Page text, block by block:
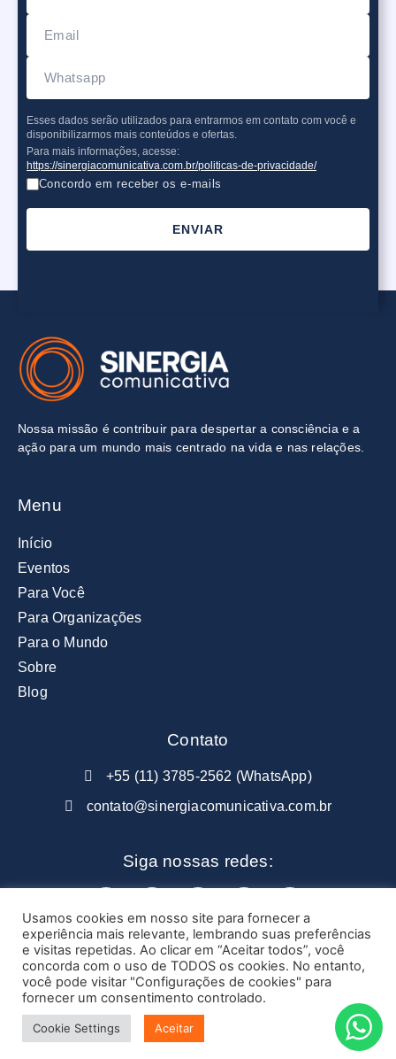
Esses dados serão utilizados para entrarmos em contato com você e
disponibilizarmos mais conteúdos e ofertas.
Para mais informações, acesse:
https://sinergiacomunicativa.com.br/politicas-de-privacidade/
Concordo em receber os e-mails
ENVIAR
Nossa missão é contribuir paradespertar a consciência e a
açãopara um mundo mais centrado na vida e nas relações.
Menu
Início
Eventos
Para Você
Para Organizações
Para o Mundo
Sobre
Blog
Contato
+55 (11) 3785-2562 (WhatsApp)
contato@sinergiacomunicativa.com.br
Siga nossas redes:
© All rights reserved Sinergia Comunicativa
Feito com❤porSIMPLES Business & Design
em parceria com
Lengler Web
Usamos cookies em nosso site para fornecer a
experiência mais relevante, lembrando suas preferências
e visitas repetidas. Ao clicar em “Aceitar todos”, você
concorda com o uso de TODOS os cookies. No entanto,
você pode visitar "Configurações de cookies" para
fornecer um consentimento controlado.
Cookie Settings Aceitar